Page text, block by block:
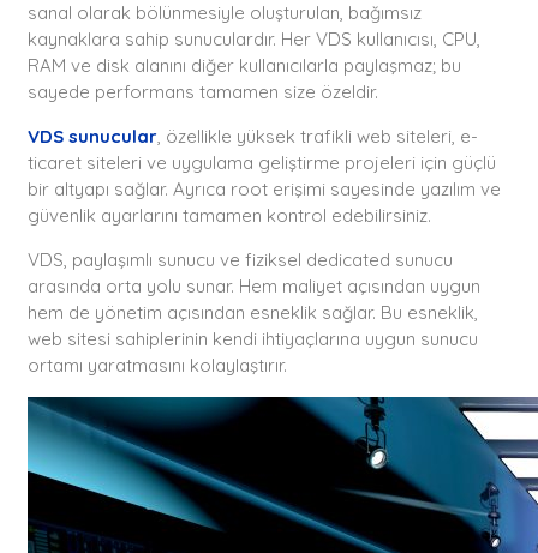
sanal olarak bölünmesiyle oluşturulan, bağımsız
kaynaklara sahip sunuculardır. Her VDS kullanıcısı, CPU,
RAM ve disk alanını diğer kullanıcılarla paylaşmaz; bu
sayede performans tamamen size özeldir.
VDS sunucular, özellikle yüksek trafikli web siteleri, e-
ticaret siteleri ve uygulama geliştirme projeleri için güçlü
bir altyapı sağlar. Ayrıca root erişimi sayesinde yazılım ve
güvenlik ayarlarını tamamen kontrol edebilirsiniz.
VDS, paylaşımlı sunucu ve fiziksel dedicated sunucu
arasında orta yolu sunar. Hem maliyet açısından uygun
hem de yönetim açısından esneklik sağlar. Bu esneklik,
web sitesi sahiplerinin kendi ihtiyaçlarına uygun sunucu
ortamı yaratmasını kolaylaştırır.